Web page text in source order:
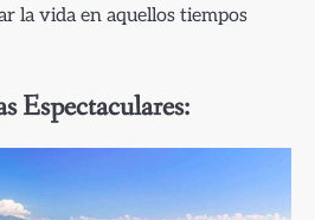
la vida en aquellos tiempos
Espectaculares: